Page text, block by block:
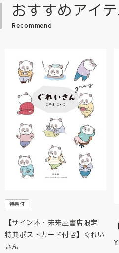
おすすめアイ
Recommend
特典付
【サイン本・未来屋書店限定
特典ポストカード付き】ぐれい
さん
¥